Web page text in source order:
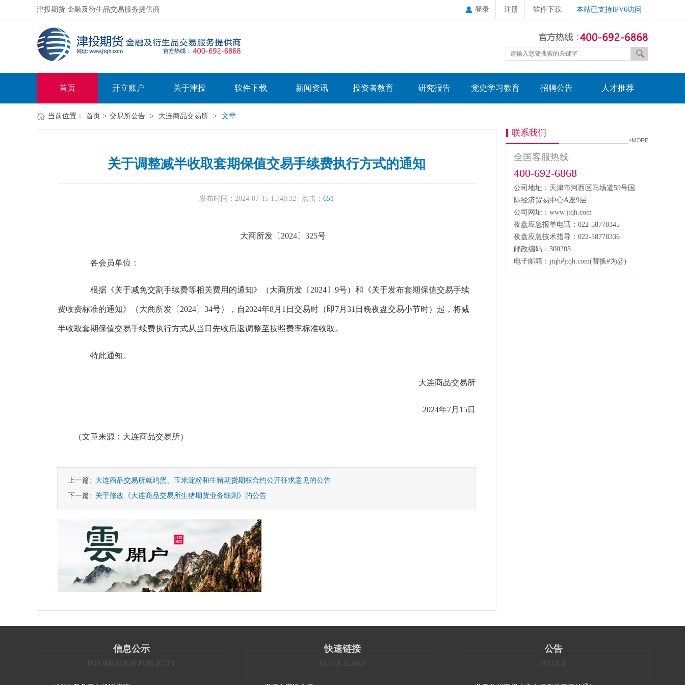
津投期货 金融及衍生品交易服务提供商 登录 注册 软件下载 本站已支持IPV6访问
首页 开立账户 关于津投 软件下载 新闻资讯 投资者教育 研究报告 党史学习教育 招聘公告 人才推荐
当前位置： 首页 > 交易所公告 > 大连商品交易所 > 文章
关于调整减半收取套期保值交易手续费执行方式的通知
发布时间：2024-07-15 15:48:32 | 点击： 651
大商所发〔2024〕325号
各会员单位：
根据《关于减免交割手续费等相关费用的通知》（大商所发〔2024〕9号）和《关于发布套期保值交易手续
费收费标准的通知》（大商所发〔2024〕34号），自2024年8月1日交易时（即7月31日晚夜盘交易小节时）起，将减
半收取套期保值交易手续费执行方式从当日先收后返调整至按照费率标准收取。
特此通知。
大连商品交易所
2024年7月15日
（文章来源：大连商品交易所）
上一篇: 大连商品交易所就鸡蛋、玉米淀粉和生猪期货期权合约公开征求意见的公告
下一篇: 关于修改《大连商品交易所生猪期货业务细则》的公告
联系我们
全国客服热线
400-692-6868
公司地址：天津市河西区马场道59号国
际经济贸易中心A座9层
公司网址：www.jtqh.com
夜盘应急报单电话：022-58778345
夜盘应急技术指导：022-58778336
邮政编码：300203
电子邮箱：jtqh#jtqh.com(替换#为@)
信息公示
INFORMATION PUBLICITY
快速链接
QUICK LINKS
公告
NOTICE